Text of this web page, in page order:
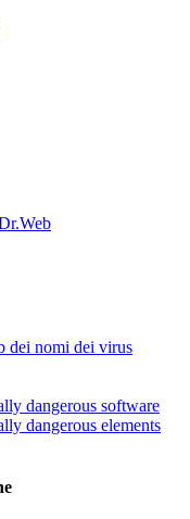
dei nomi dei virus
dangerous software
dangerous elements